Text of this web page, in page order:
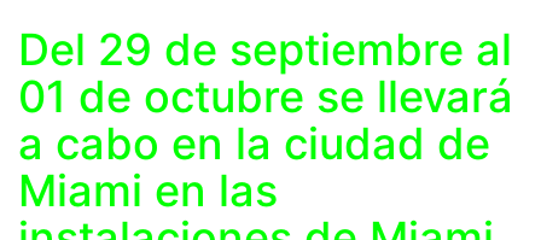
Del 29 de septiembre al
01 de octubre se llevará
a cabo en la ciudad de
Miami en las